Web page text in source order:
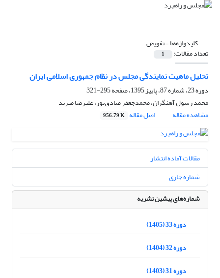
کلیدواژه‌ها =تفویض
تعداد مقالات: 1
تحلیل ماهیت نمایندگی مجلس در نظام جمهوری اسلامی ایران
دوره 23، شماره 87، پاییز 1395، صفحه
295-321
محمد رسول آهنگران، محمدجعفر صادق‌پور، علیرضا میربد
مشاهده مقاله
اصل مقاله 956.79 K
مقالات آماده انتشار
شماره جاری
شماره‌های پیشین نشریه
دوره 33 (1405)
دوره 32 (1404)
دوره 31 (1403)